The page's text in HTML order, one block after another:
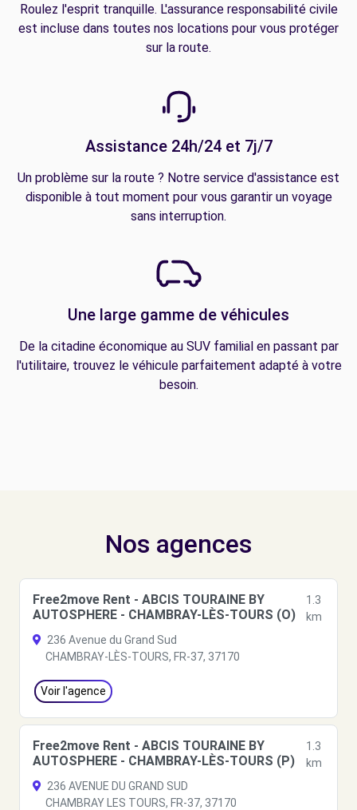
Roulez l'esprit tranquille. L'assurance responsabilité civile
est incluse dans toutes nos locations pour vous protéger
sur la route.
Assistance 24h/24 et 7j/7
Un problème sur la route ? Notre service d'assistance est
disponible à tout moment pour vous garantir un voyage
sans interruption.
Une large gamme de véhicules
De la citadine économique au SUV familial en passant par
l'utilitaire, trouvez le véhicule parfaitement adapté à votre
besoin.
Nos agences
Free2move Rent - ABCIS TOURAINE BY
AUTOSPHERE - CHAMBRAY-LÈS-TOURS (O)
1.3
km
236 Avenue du Grand Sud
CHAMBRAY-LÈS-TOURS, FR-37, 37170
Voir l'agence
Free2move Rent - ABCIS TOURAINE BY
AUTOSPHERE - CHAMBRAY-LÈS-TOURS (P)
1.3
km
236 AVENUE DU GRAND SUD
CHAMBRAY LES TOURS, FR-37, 37170